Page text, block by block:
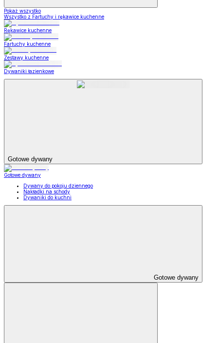
Pokaż wszystko
Wszystko z Fartuchy i rękawice kuchenne
Rękawice kuchenne
Fartuchy kuchenne
Zestawy kuchenne
Dywaniki łazienkowe
Gotowe dywany
Gotowe dywany
Dywany do pokoju dziennego
Nakładki na schody
Dywaniki do kuchni
Gotowe dywany